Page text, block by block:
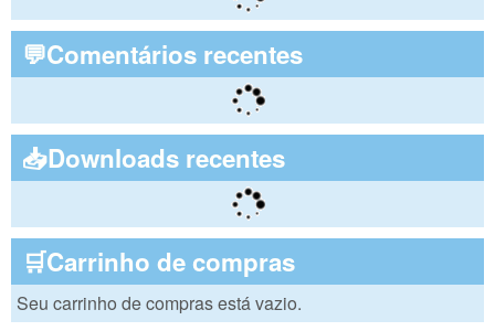
💬Comentários recentes
📥Downloads recentes
🛒Carrinho de compras
Seu carrinho de compras está vazio.